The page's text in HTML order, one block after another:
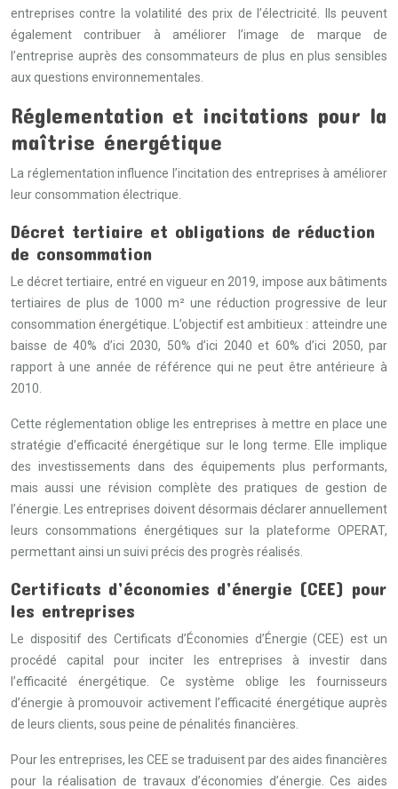
entreprises contre la volatilité des prix de l’électricité. Ils peuvent
également contribuer à améliorer l’image de marque de
l’entreprise auprès des consommateurs de plus en plus sensibles
aux questions environnementales.
Réglementation et incitations pour la
maîtrise énergétique
La réglementation influence l’incitation des entreprises à améliorer
leur consommation électrique.
Décret tertiaire et obligations de réduction
de consommation
Le décret tertiaire, entré en vigueur en 2019, impose aux bâtiments
tertiaires de plus de 1000 m² une réduction progressive de leur
consommation énergétique. L’objectif est ambitieux : atteindre une
baisse de 40% d’ici 2030, 50% d’ici 2040 et 60% d’ici 2050, par
rapport à une année de référence qui ne peut être antérieure à
2010.
Cette réglementation oblige les entreprises à mettre en place une
stratégie d’efficacité énergétique sur le long terme. Elle implique
des investissements dans des équipements plus performants,
mais aussi une révision complète des pratiques de gestion de
l’énergie. Les entreprises doivent désormais déclarer annuellement
leurs consommations énergétiques sur la plateforme OPERAT,
permettant ainsi un suivi précis des progrès réalisés.
Certificats d’économies d’énergie (CEE) pour
les entreprises
Le dispositif des Certificats d’Économies d’Énergie (CEE) est un
procédé capital pour inciter les entreprises à investir dans
l’efficacité énergétique. Ce système oblige les fournisseurs
d’énergie à promouvoir activement l’efficacité énergétique auprès
de leurs clients, sous peine de pénalités financières.
Pour les entreprises, les CEE se traduisent par des aides financières
pour la réalisation de travaux d’économies d’énergie. Ces aides